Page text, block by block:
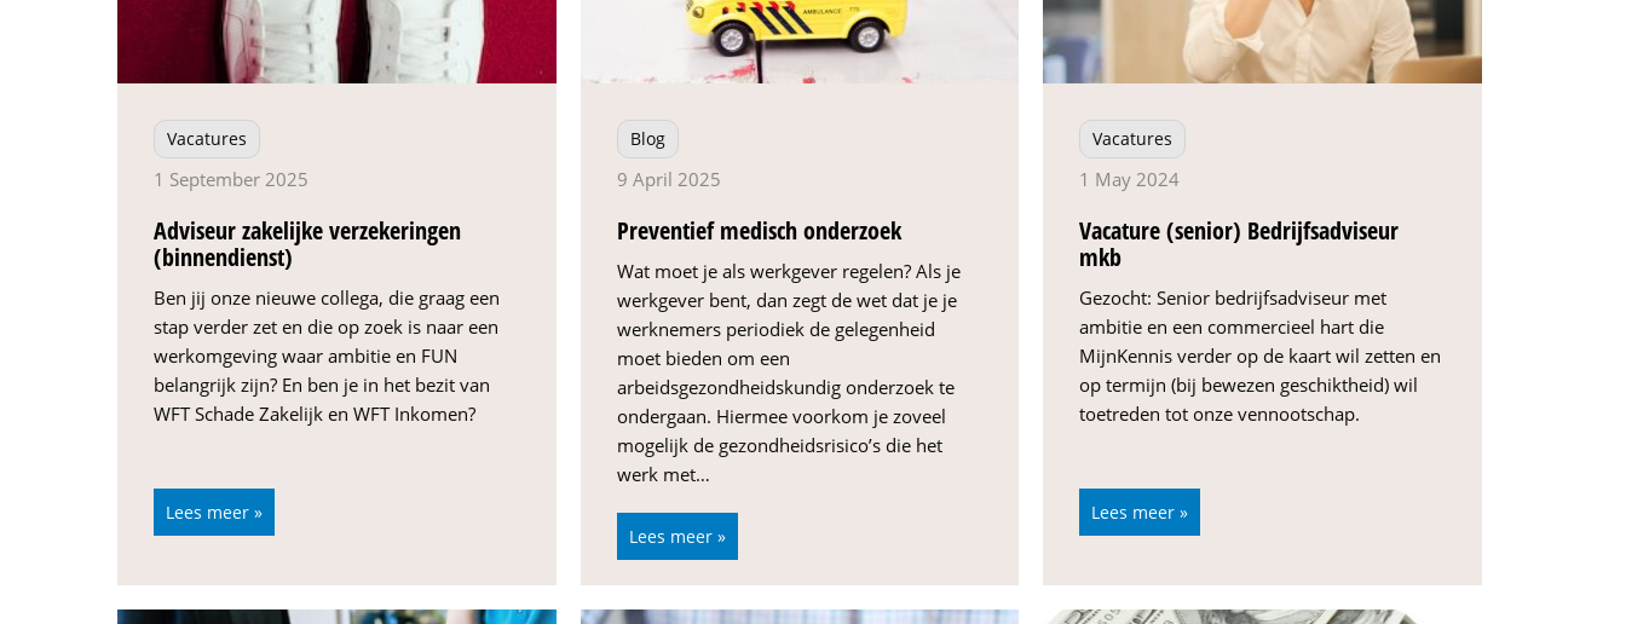
Vacatures
1 September 2025
Adviseur zakelijke verzekeringen
(binnendienst)
Ben jij onze nieuwe collega, die graag een
stap verder zet en die op zoek is naar een
werkomgeving waar ambitie en FUN
belangrijk zijn? En ben je in het bezit van
WFT Schade Zakelijk en WFT Inkomen?
Lees meer »
Blog
9 April 2025
Preventief medisch onderzoek
Wat moet je als werkgever regelen? Als je
werkgever bent, dan zegt de wet dat je je
werknemers periodiek de gelegenheid
moet bieden om een
arbeidsgezondheidskundig onderzoek te
ondergaan. Hiermee voorkom je zoveel
mogelijk de gezondheidsrisico’s die het
werk met…
Lees meer »
Vacatures
1 May 2024
Vacature (senior) Bedrijfsadviseur
mkb
Gezocht: Senior bedrijfsadviseur met
ambitie en een commercieel hart die
MijnKennis verder op de kaart wil zetten en
op termijn (bij bewezen geschiktheid) wil
toetreden tot onze vennootschap.
Lees meer »